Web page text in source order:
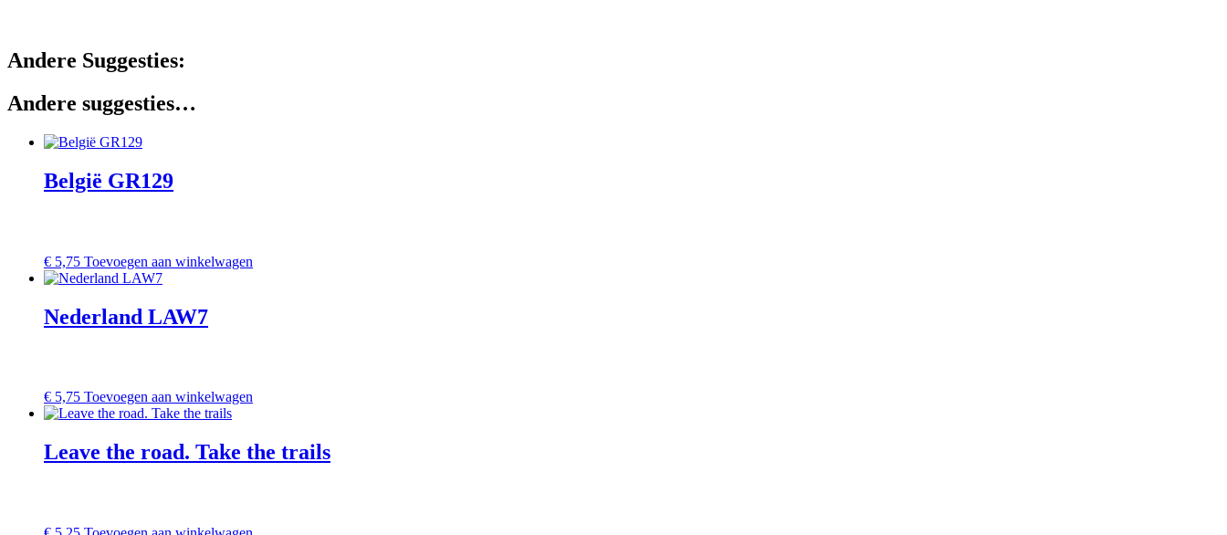
Andere Suggesties:
Andere suggesties…
België GR129
€ 5,75 Toevoegen aan winkelwagen
Nederland LAW7
€ 5,75 Toevoegen aan winkelwagen
Leave the road. Take the trails